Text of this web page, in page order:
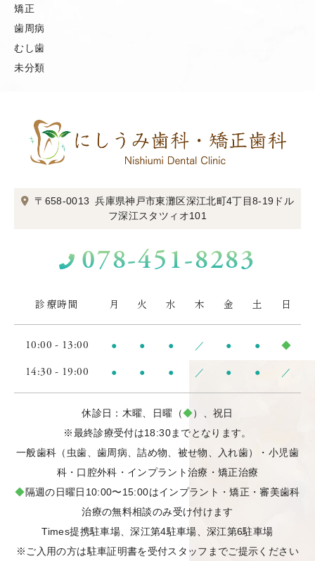
矯正
歯周病
むし歯
未分類
〒658-0013 兵庫県神戸市東灘区深江北町4丁目8-19 ドル
フ深江スタツィオ101
078-451-8283
診療時間 月 火 水 木 金 土 日
10:00 - 13:00 ● ● ● ／ ● ● ◆
14:30 - 19:00 ● ● ● ／ ● ● ／
休診日：木曜、日曜（◆）、祝日
※最終診療受付は18:30までとなります。
一般歯科（虫歯、歯周病、詰め物、被せ物、入れ歯）・小児歯
科・口腔外科・インプラント治療・矯正治療
◆隔週の日曜日10:00〜15:00はインプラント・矯正・審美歯科
治療の無料相談のみ受け付けます
Times提携駐車場、深江第4駐車場、深江第6駐車場
※ご入用の方は駐車証明書を受付スタッフまでご提示ください